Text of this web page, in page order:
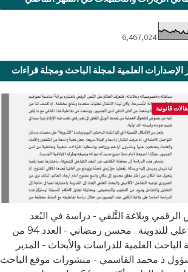
6,467,024
الإصدارات العلمية لمجلة الباحث ومجلة قراءات
قانونية
الرقمي وبلاغة التَّلقي - دراسة في البُعد
التفاعلي للتدوينة . محسن رمضاني - العدد 94 من
الباحث العلمية للدراسات والأبحاث - المدير
ذ محمد القاسمي - منشورات موقع الباحث